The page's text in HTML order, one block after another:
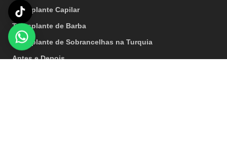
Transplante Capilar
Transplante de Barba
Transplante de Sobrancelhas na Turquia
Antes e Depois